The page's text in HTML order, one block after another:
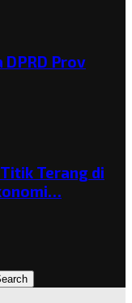
Prov
Terang di